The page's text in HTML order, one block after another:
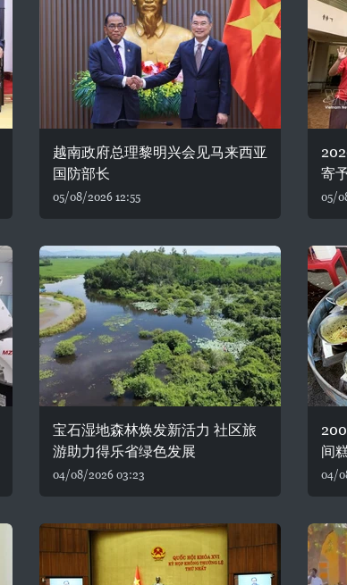
越南政府总理黎明兴会见马来西亚
国防部长
05/08/2026 12:55
寄
05/
宝石湿地森林焕发新活力 社区旅
游助力得乐省绿色发展
04/08/2026 03:23
间
04/